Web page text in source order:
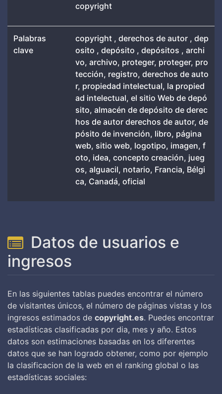
copyright
Palabras
clave
copyright , derechos de autor , dep
osito , depósito , depósitos , archi
vo, archivo, proteger, proteger, pro
tección, registro, derechos de auto
r, propiedad intelectual, la propied
ad intelectual, el sitio Web de depó
sito, almacén de depósito de derec
hos de autor derechos de autor, de
pósito de invención, libro, página
web, sitio web, logotipo, imagen, f
oto, idea, concepto creación, jueg
os, alguacil, notario, Francia, Bélgi
ca, Canadá, oficial
Datos de usuarios e
ingresos
En las siguientes tablas puedes encontrar el número
de visitantes únicos, el número de páginas vistas y los
ingresos estimados de copyright.es. Puedes encontrar
estadísticas clasificadas por dia, mes y año. Estos
datos son estimaciones basadas en los diferentes
datos que se han logrado obtener, como por ejemplo
la clasificacion de la web en el ranking global o las
estadísticas sociales: